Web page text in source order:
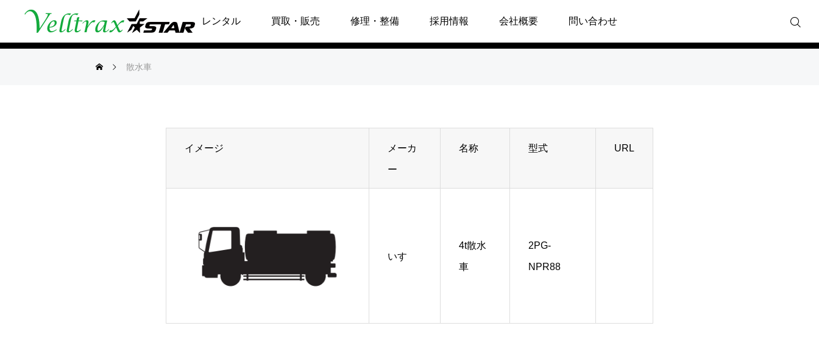
レンタル 買取・販売 修理・整備 採用情報 会社概要 問い合わせ
散水車
散水車
イメージ メーカ
ー
名称 型式 URL
いすゞ
4t散水
車
2PG-
NPR88